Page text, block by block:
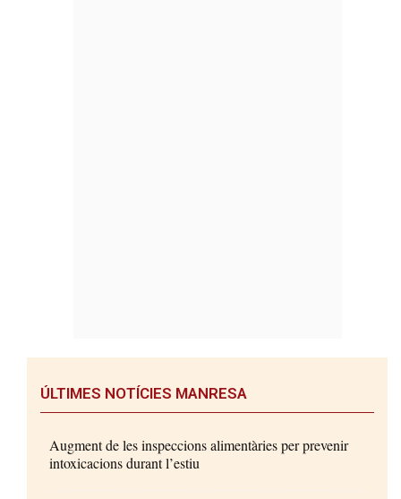
ÚLTIMES NOTÍCIES MANRESA
Augment de les inspeccions alimentàries per prevenir
intoxicacions durant l’estiu